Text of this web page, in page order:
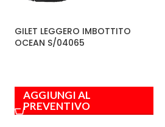
GILET LEGGERO IMBOTTITO
OCEAN S/04065
AGGIUNGI AL
PREVENTIVO